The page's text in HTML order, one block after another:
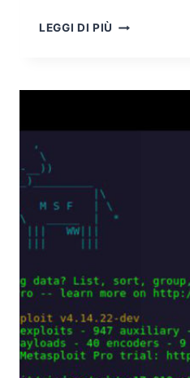
LEGGI DI PIÙ VIAGGIO
L’INCUBO